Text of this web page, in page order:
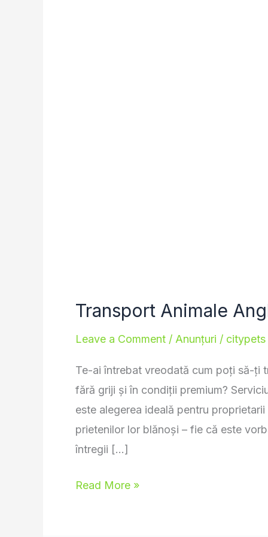
Transport Animale
Leave a Comment / Anunțuri / citypets
Te-ai întrebat vreodată cum poți să-ți
fără griji și în condiții premium?
este alegerea ideală pentru
prietenilor lor blănoși – fie că este
întregii […]
Read More »